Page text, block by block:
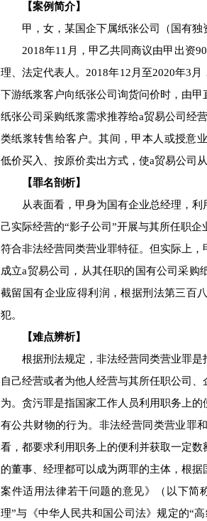
【案例简介】
甲，女，某国企下属纸张公司（国有独
2018年11月，甲乙共同商议由甲出资90
理、法定代表人。2018年12月至2020年3
下游纸浆客户向纸张公司询货问价时，由
纸张公司采购纸浆需求推荐给a贸易公司经
类纸浆转售给客户。其间，甲本人或授意
低价买入、按原价卖出方式，使a贸易公司
【罪名剖析】
从表面看，甲身为国有企业总经理，利
己实际经营的“影子公司”开展与其所任职
符合非法经营同类营业罪特征。但实际上
成立a贸易公司，从其任职的国有公司采购
截留国有企业应得利润，根据刑法第三百
犯。
【难点辨析】
根据刑法规定，非法经营同类营业罪是
自己经营或者为他人经营与其所任职公司
为。贪污罪是指国家工作人员利用职务上
有公共财物的行为。非法经营同类营业罪
看，都要求利用职务上的便利并获取一定
的董事、经理都可以成为两罪的主体，根
案件适用法律若干问题的意见》（以下简
理”与《中华人民共和国公司法》规定的“